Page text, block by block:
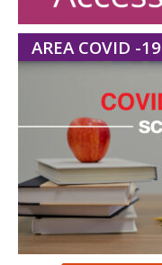
AREA COVID -19